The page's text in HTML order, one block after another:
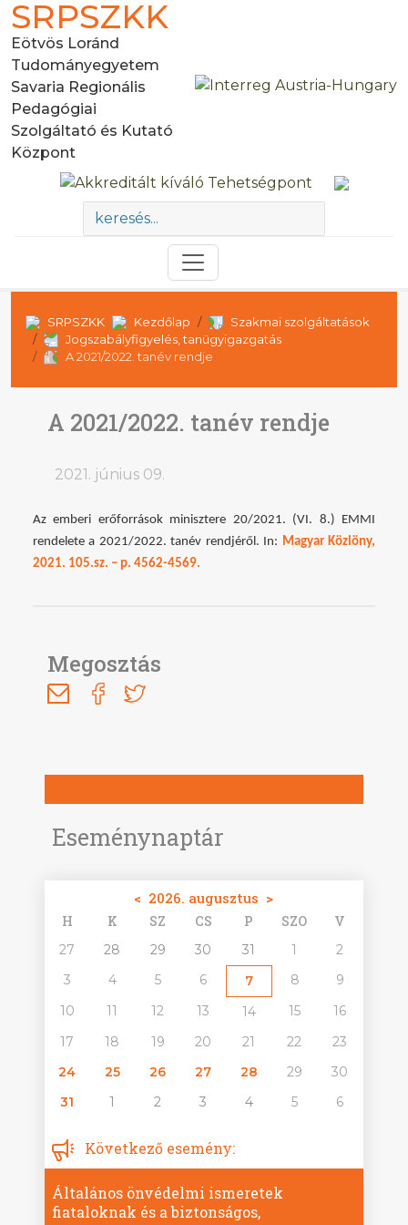
SRPSZKK
Eötvös Loránd
Tudományegyetem
Savaria Regionális
Pedagógiai
Szolgáltató és Kutató
Központ
SRPSZKK Kezdőlap
Szakmai szolgáltatások
Jogszabályfigyelés, tanügyigazgatás
A 2021/2022. tanév rendje
Eseménynaptár
< 2026. augusztus >
H K SZ CS P SZO V
27 28 29 30 31 1
2
3
4 5 6 7 8
9
10
11 12 13 14 15
16
17
18 19 20 21 22
23
24
25 26 27 28 29
30
31
1 2 3 4 5 6
Következő esemény:
Általános önvédelmi ismeretek
fiataloknak és a biztonságos,
A 2021/2022. tanév rendje
2021. június 09.
Az emberi erőforrások minisztere 20/2021. (VI. 8.) EMMI
rendelete a 2021/2022. tanév rendjéről. In: Magyar Közlöny,
2021. 105.sz. – p. 4562-4569.
Megosztás